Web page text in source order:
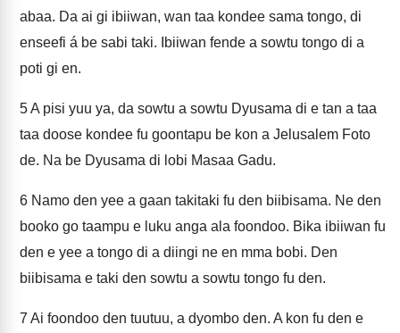
abaa. Da ai gi ibiiwan, wan taa kondee sama tongo, di
enseefi á be sabi taki. Ibiiwan fende a sowtu tongo di a
poti gi en.
5A pisi yuu ya, da sowtu a sowtu Dyusama di e tan a taa
taa doose kondee fu goontapu be kon a Jelusalem Foto
de. Na be Dyusama di lobi Masaa Gadu.
6 Namo den yee a gaan takitaki fu den biibisama. Ne den
booko go taampu e luku anga ala foondoo. Bika ibiiwan fu
den e yee a tongo di a diingi ne en mma bobi. Den
biibisama e taki den sowtu a sowtu tongo fu den.
7 Ai foondoo den tuutuu, a dyombo den. A kon fu den e